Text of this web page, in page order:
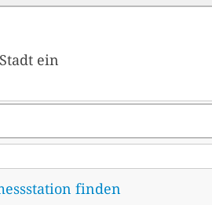
ein
finden